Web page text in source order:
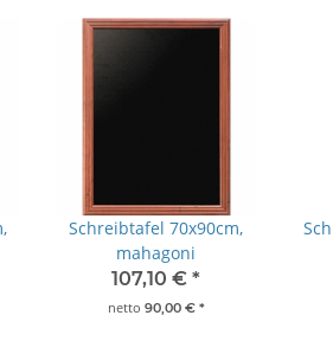
Schreibtafel 70x90cm,
mahagoni
107,10 € *
netto 90,00 € *